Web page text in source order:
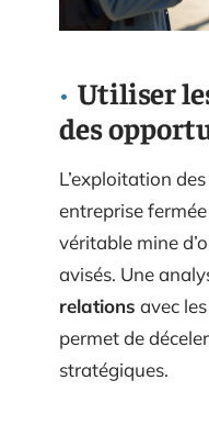
Utiliser
des
L’exploitation
entreprise
véritable mine
avisés. Une
relations avec les
permet de
stratégiques.